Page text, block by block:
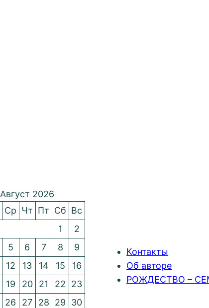
Август 2026
Ср Чт Пт Сб Вс
1
2
5 6 7 8
9
12 13 14 15
16
19 20 21 22
23
26 27 28 29 30
Контакты
Об авторе
РОЖДЕСТВО –